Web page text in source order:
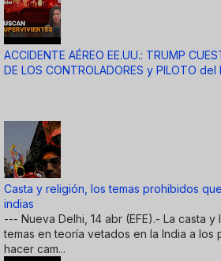
ACCIDENTE AÉREO EE.UU.: TRUMP
DE LOS CONTROLADORES y PILOTO del
Casta y religión, los temas prohibidos
indias
--- Nueva Delhi, 14 abr (EFE).- La casta
temas en teoría vetados en la India a los
hacer cam...